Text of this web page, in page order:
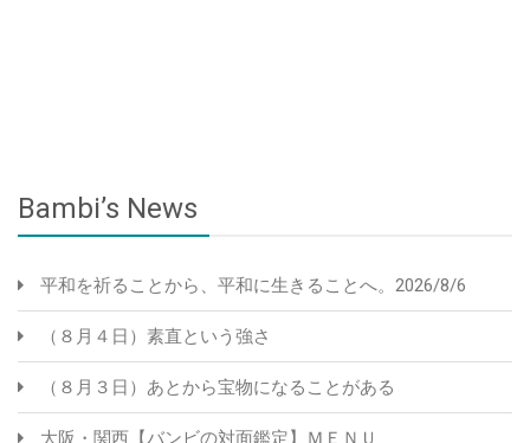
Bambi’s News
平和を祈ることから、平和に生きることへ。2026/8/6
（８月４日）素直という強さ
（８月３日）あとから宝物になることがある
大阪・関西【バンビの対面鑑定】ＭＥＮＵ